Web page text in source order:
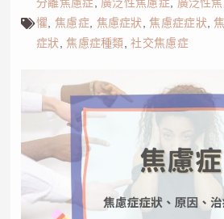
懼
焦慮症, 焦慮症狀 ,焦慮症症狀,
症狀 ,焦慮症種類 ,社交焦慮症